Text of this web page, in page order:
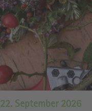
22. September 2026